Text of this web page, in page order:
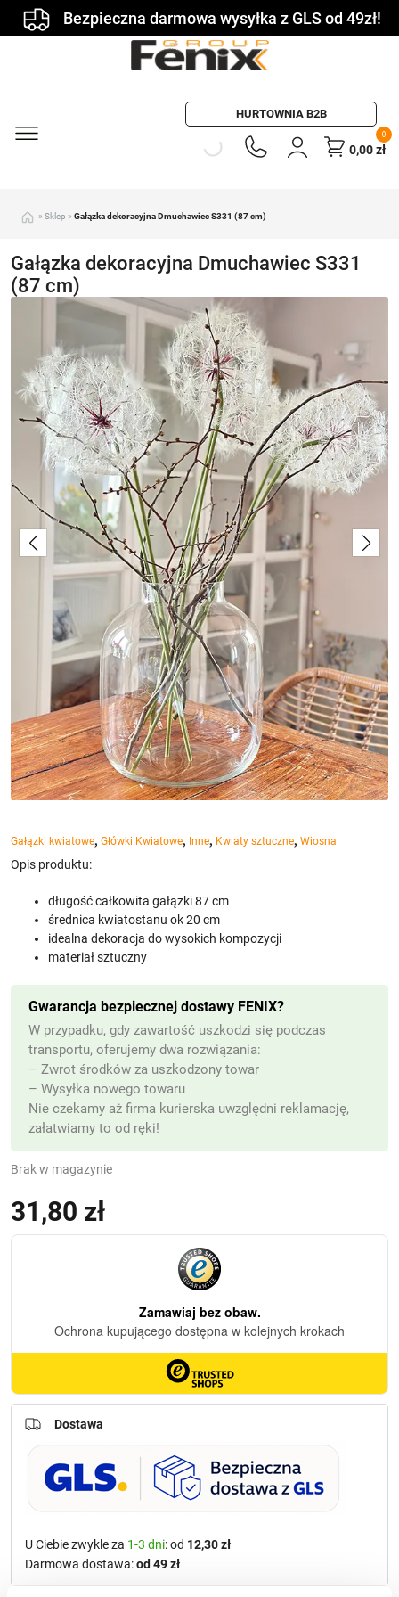
Bezpieczna darmowa wysyłka z GLS od 49zł!
HURTOWNIA B2B
0
0,00zł
» Sklep » Gałązka dekoracyjna Dmuchawiec S331 (87 cm)
Gałązka dekoracyjna Dmuchawiec S331
(87 cm)
Gałązki kwiatowe, Główki Kwiatowe, Inne, Kwiaty sztuczne, Wiosna
31,80 zł
Opis produktu:
długość całkowita gałązki 87 cm
średnica kwiatostanu ok 20 cm
idealna dekoracja do wysokich kompozycji
materiał sztuczny
Brak w magazynie
Gwarancja bezpiecznej dostawy FENIX?
W przypadku, gdy zawartość uszkodzi się podczas
transportu, oferujemy dwa rozwiązania:
– Zwrot środków za uszkodzony towar
– Wysyłka nowego towaru
Nie czekamy aż firma kurierska uwzględni reklamację,
załatwiamy to od ręki!
Dostawa
U Ciebie zwykle za 1-3 dni: od 12,30 zł
Darmowa dostawa:od 49 zł